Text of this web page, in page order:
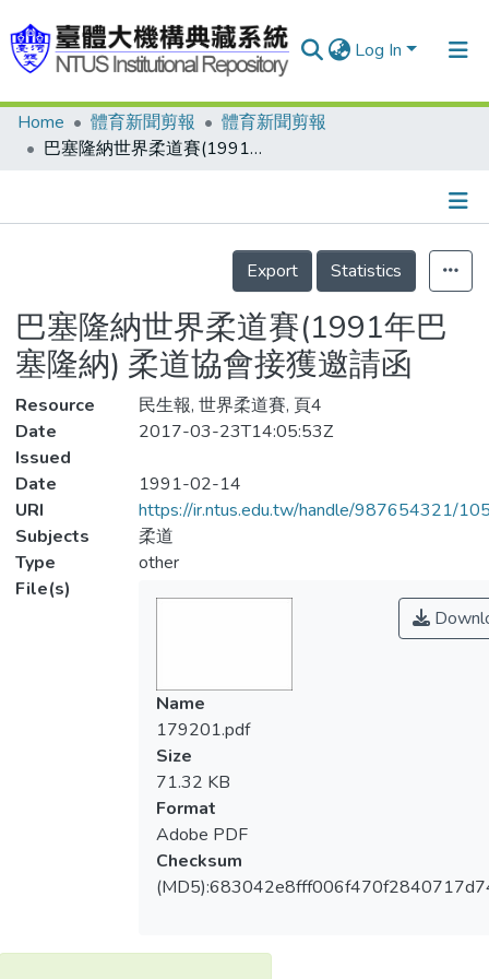
Log In
Communities & Collections
Statistics
Home 體育新聞剪報
體育新聞剪報
巴塞隆納世界柔道賽(1991年巴塞隆納) 柔道協會接獲邀請函
Details
Export
Statistics
巴塞隆納世界柔道賽(1991年巴
塞隆納) 柔道協會接獲邀請函
Resource
民生報, 世界柔道賽, 頁4
Date
Issued
2017-03-23T14:05:53Z
Date
1991-02-14
URI
https://ir.ntus.edu.tw/handle/987654321/
Subjects
柔道
Type
other
File(s)
Name
179201.pdf
Size
71.32 KB
Format
Adobe PDF
Checksum